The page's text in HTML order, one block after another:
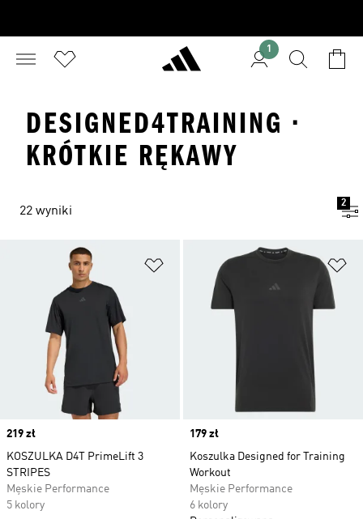
1
DESIGNED4TRAINING ·
KRÓTKIE RĘKAWY
22 wyniki
2
Dodaj do listy życzeń
Price
219 zł
KOSZULKA D4T PrimeLift 3
STRIPES
Męskie Performance
5 kolory
Price
179 zł
Koszulka Designed for Training
Workout
Męskie Performance
6 kolory